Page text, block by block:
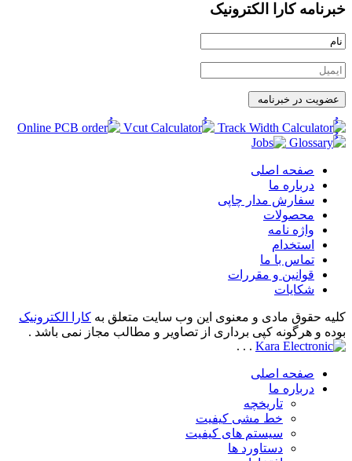
خبرنامه کارا الکترونیک
صفحه اصلی
درباره ما
سفارش مدار چاپی
محصولات
واژه نامه
استخدام
تماس با ما
قوانین و مقررات
شکایات
کلیه حقوق مادی و معنوی این وب سایت متعلق به کارا الکترونیک
بوده و هرگونه کپی برداری از تصاویر و مطالب مجاز نمی باشد .
.
.
.
صفحه اصلی
درباره ما
تاریخچه
خط مشی کیفیت
سیستم های کیفیت
دستاورد ها